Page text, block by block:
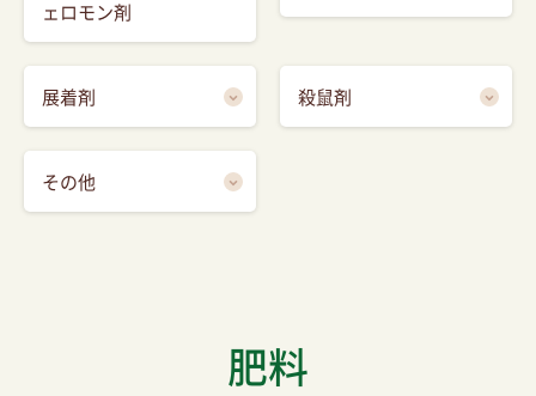
ェロモン剤
展着剤 殺鼠剤
その他
肥料